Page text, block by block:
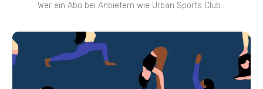
Wer ein Abo bei Anbietern wie Urban Sports Club...